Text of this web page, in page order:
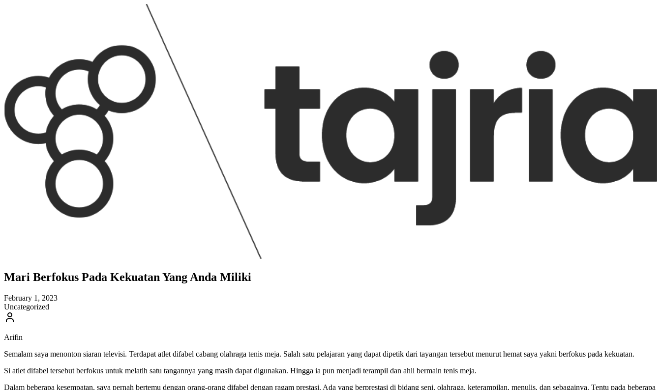
Mari Berfokus Pada Kekuatan Yang Anda Miliki
February 1, 2023
Uncategorized
Arifin
Semalam saya menonton siaran televisi. Terdapat atlet difabel cabang olahraga tenis meja. Salah satu pelajaran yang dapat dipetik dari tayangan tersebut menurut hemat saya yakni berfokus pada kekuatan.
Si atlet difabel tersebut berfokus untuk melatih satu tangannya yang masih dapat digunakan. Hingga ia pun menjadi terampil dan ahli bermain tenis meja.
Dalam beberapa kesempatan, saya pernah bertemu dengan orang-orang difabel dengan ragam prestasi. Ada yang berprestasi di bidang seni, olahraga, keterampilan, menulis, dan sebagainya. Tentu pada beberapa